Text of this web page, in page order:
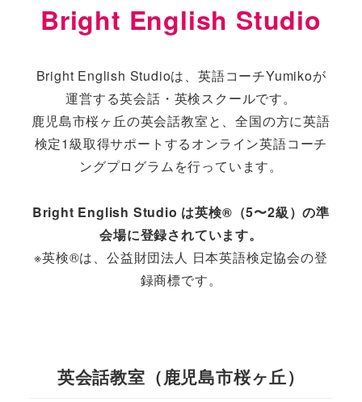
Bright English Studio
Bright English Studioは、英語コーチYumikoが
運営する英会話・英検スクールです。
鹿児島市桜ヶ丘の英会話教室と、全国の方に英語
検定1級取得サポートするオンライン英語コーチ
ングプログラムを行っています。
Bright English Studio は英検®（5〜2級）の準
会場に登録されています。
※英検®は、公益財団法人 日本英語検定協会の登
録商標です。
英会話教室（鹿児島市桜ヶ丘）